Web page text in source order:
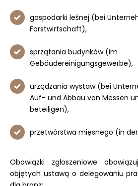
gospodarki leśnej (bei
Forstwirtschaft),
sprzątania budynków (im
Gebäudereinigungsgewerbe),
urządzania wystaw (bei
Auf- und Abbau von Messen
beteiligen),
przetwórstwa mięsnego (in
Obowiązki zgłoszeniowe
objętych ustawą o delegowaniu